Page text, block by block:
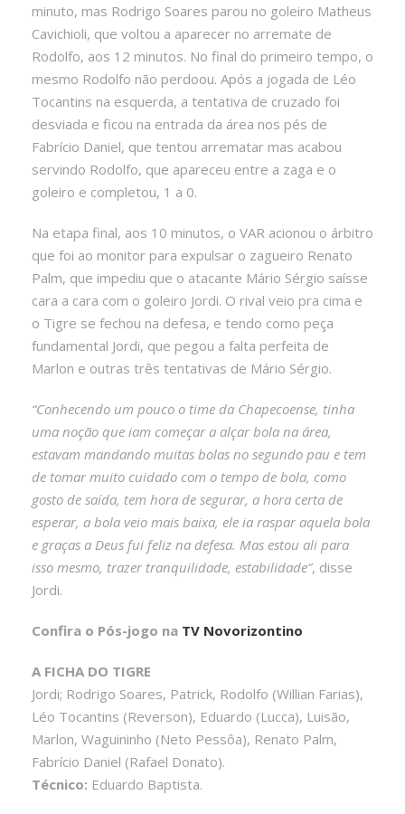
minuto, mas Rodrigo Soares parou no goleiro Matheus
Cavichioli, que voltou a aparecer no arremate de
Rodolfo, aos 12 minutos. No final do primeiro tempo, o
mesmo Rodolfo não perdoou. Após a jogada de Léo
Tocantins na esquerda, a tentativa de cruzado foi
desviada e ficou na entrada da área nos pés de
Fabrício Daniel, que tentou arrematar mas acabou
servindo Rodolfo, que apareceu entre a zaga e o
goleiro e completou, 1 a 0.
Na etapa final, aos 10 minutos, o VAR acionou o árbitro
que foi ao monitor para expulsar o zagueiro Renato
Palm, que impediu que o atacante Mário Sérgio saísse
cara a cara com o goleiro Jordi. O rival veio pra cima e
o Tigre se fechou na defesa, e tendo como peça
fundamental Jordi, que pegou a falta perfeita de
Marlon e outras três tentativas de Mário Sérgio.
“Conhecendo um pouco o time da Chapecoense, tinha
uma noção que iam começar a alçar bola na área,
estavam mandando muitas bolas no segundo pau e tem
de tomar muito cuidado com o tempo de bola, como
gosto de saída, tem hora de segurar, a hora certa de
esperar, a bola veio mais baixa, ele ia raspar aquela bola
e graças a Deus fui feliz na defesa. Mas estou ali para
isso mesmo, trazer tranquilidade, estabilidade”, disse
Jordi.
Confira o Pós-jogo na TV Novorizontino
A FICHA DO TIGRE
Jordi; Rodrigo Soares, Patrick, Rodolfo (Willian Farias),
Léo Tocantins (Reverson), Eduardo (Lucca), Luisão,
Marlon, Waguininho (Neto Pessôa), Renato Palm,
Fabrício Daniel (Rafael Donato).
Técnico: Eduardo Baptista.